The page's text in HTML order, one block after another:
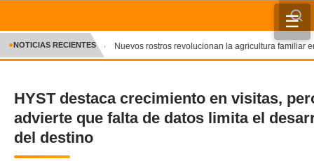
☰
INICIO
CRÓNICA
DEPORTES
ENTRETENIMIENTO Y CULTURA
✕
NOTICIAS RECIENTES Nuevos rostros revolucionan la agricultura familiar
HYST destaca crecimiento en visitas,
advierte que falta de datos limita el
del destino